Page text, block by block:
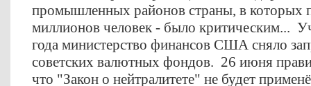
промышленных районов страны, в которых
миллионов человек - было критическим...
года министерство финансов США сняло
советских валютных фондов. 26 июня
что "Закон о нейтралитете" не будет